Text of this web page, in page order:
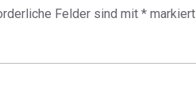
Felder sind mit * markiert